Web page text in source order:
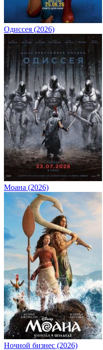
Одиссея (2026)
Моана (2026)
Ночной бизнес (2026)